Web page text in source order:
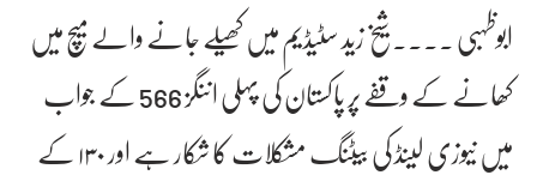
ابوظہبی ۔۔۔۔ شیخ زید سٹیڈیم میں کھیلے جانے والے میچ میں
کھانے کے وقفے پر پاکستان کی پہلی اننگز 566 کے جواب
میں نیوزی لینڈ کی بیٹنگ مشکلات کا شکار ہے اور ۱۳۰ کے